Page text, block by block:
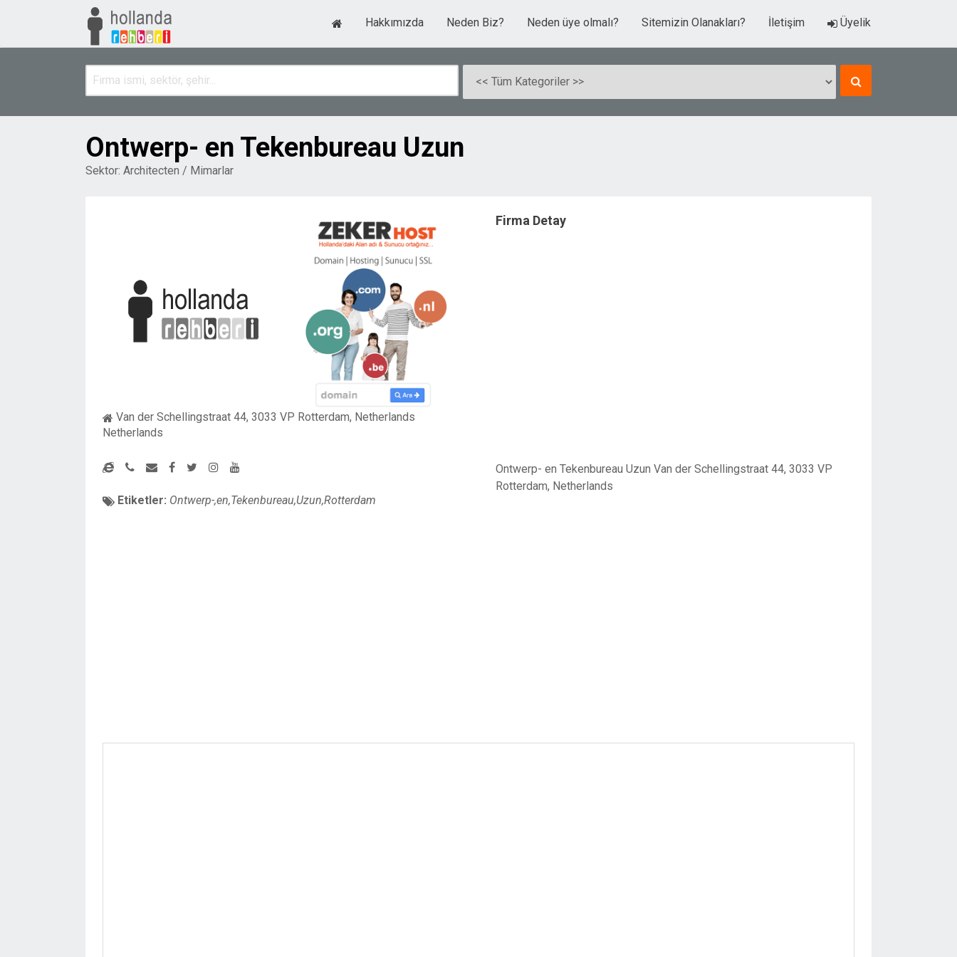
Hakkımızda Neden Biz? Neden üye olmalı? Sitemizin Olanakları? İletişim Üyelik
Ontwerp- en Tekenbureau Uzun
Sektor: Architecten / Mimarlar
Van der Schellingstraat 44, 3033 VP Rotterdam, Netherlands
Netherlands
Etiketler: Ontwerp-,en,Tekenbureau,Uzun,Rotterdam
Firma Detay
Ontwerp- en Tekenbureau Uzun Van der Schellingstraat 44, 3033 VP
Rotterdam, Netherlands